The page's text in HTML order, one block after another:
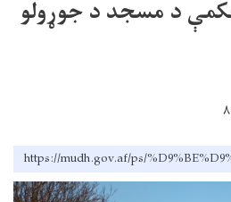
د مسجد د جوړولو
https://mudh.gov.af/ps/